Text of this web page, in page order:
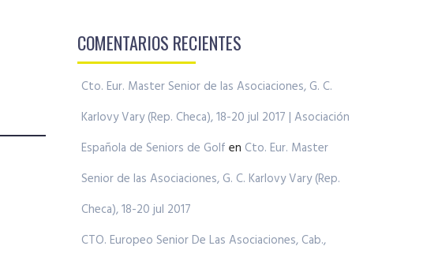
COMENTARIOS RECIENTES
Cto. Eur. Master Senior de las Asociaciones, G. C.
Karlovy Vary (Rep. Checa), 18-20 jul 2017 | Asociación
Española de Seniors de Golf en Cto. Eur. Master
Senior de las Asociaciones, G. C. Karlovy Vary (Rep.
Checa), 18-20 jul 2017
CTO. Europeo Senior De Las Asociaciones, Cab.,